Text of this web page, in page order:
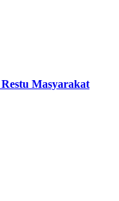
Masyarakat